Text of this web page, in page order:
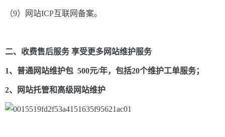
（9）网站ICP互联网备案。
二、收费售后服务 享受更多网站维护服务
1、普通网站维护包 500元/年，包括20个维护工单服务；
2、网站托管和高级网站维护